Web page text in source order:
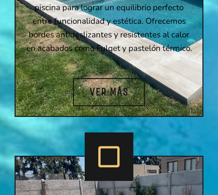
piscina para lograr un equilibrio perfecto
entre funcionalidad y estética. Ofrecemos
bordes antideslizantes y resistentes al calor
en acabados como Fulget y pastelón térmico.
VER MÁS